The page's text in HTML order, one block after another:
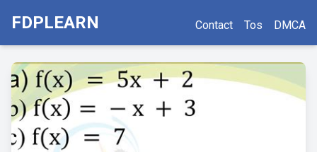
FDPLEARN Contact Tos DMCA